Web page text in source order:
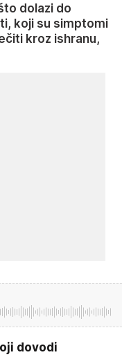
dolazi do
koji su simptomi
kroz ishranu,
dovodi